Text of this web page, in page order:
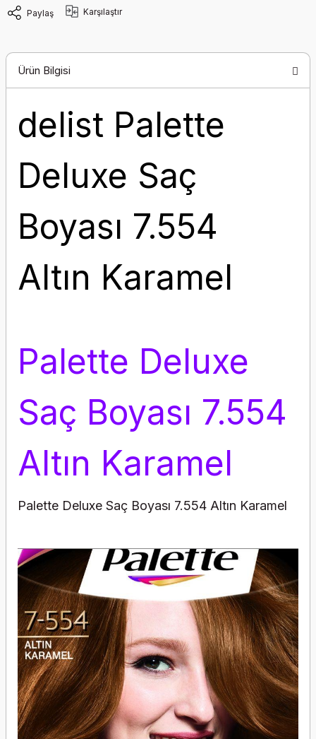
Paylaş Karşılaştır
Ürün Bilgisi
delist Palette
Deluxe Saç
Boyası 7.554
Altın Karamel
Palette Deluxe
Saç Boyası 7.554
Altın Karamel
Palette Deluxe Saç Boyası 7.554 Altın Karamel